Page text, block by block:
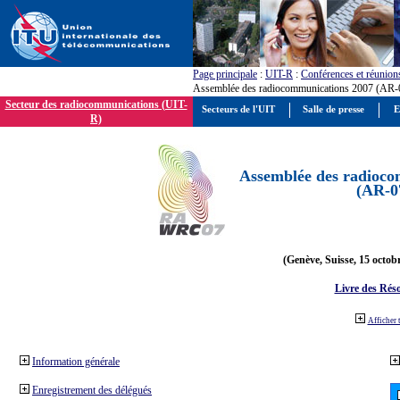
Page principale : UIT-R : Conférences et
Assemblée des radiocommunications 2007
Secteur des radiocommunications (UIT-
R)
Assemblée des
(AR-
(Genève, Suisse, 15
Livre des
Afficher
Information générale
Enregistrement des délégués
Secteurs de l'UIT Salle de presse